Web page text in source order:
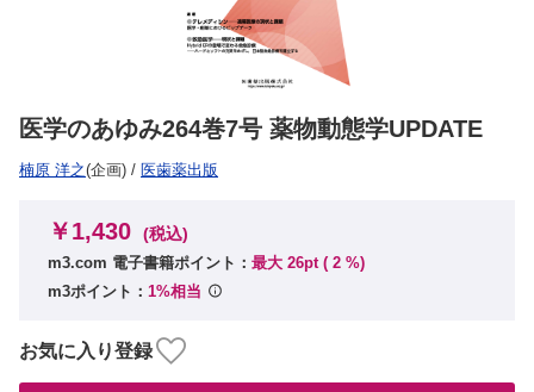
医学のあゆみ264巻7号 薬物動態学UPDATE
楠原 洋之(企画) / 医歯薬出版
￥1,430 (税込)
m3.com 電子書籍ポイント： 最大 26pt ( 2 %)
m3ポイント： 1%相当
お気に入り登録